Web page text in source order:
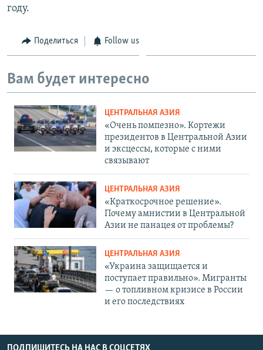
году.
Поделиться Follow us
Вам будет интересно
ЦЕНТРАЛЬНАЯ АЗИЯ
«Очень помпезно». Кортежи
президентов в Центральной Азии
и эксцессы, которые с ними
связывают
ЦЕНТРАЛЬНАЯ АЗИЯ
«Краткосрочное решение».
Почему амнистии в Центральной
Азии не панацея от проблемы?
ЦЕНТРАЛЬНАЯ АЗИЯ
«Украина защищается и
поступает правильно». Мигранты
— о топливном кризисе в России
и его последствиях